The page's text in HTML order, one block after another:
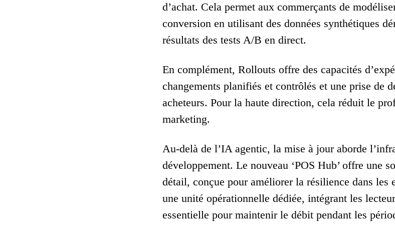
d’achat. Cela permet aux commerçants de
conversion en utilisant des données synthétiques
résultats des tests A/B en direct.
En complément, Rollouts offre des capacités
changements planifiés et contrôlés et une prise de
acheteurs. Pour la haute direction, cela réduit le
marketing.
Au-delà de l’IA agentic, la mise à jour aborde
développement. Le nouveau ‘POS Hub’ offre une
détail, conçue pour améliorer la résilience dans
une unité opérationnelle dédiée, intégrant les
essentielle pour maintenir le débit pendant les